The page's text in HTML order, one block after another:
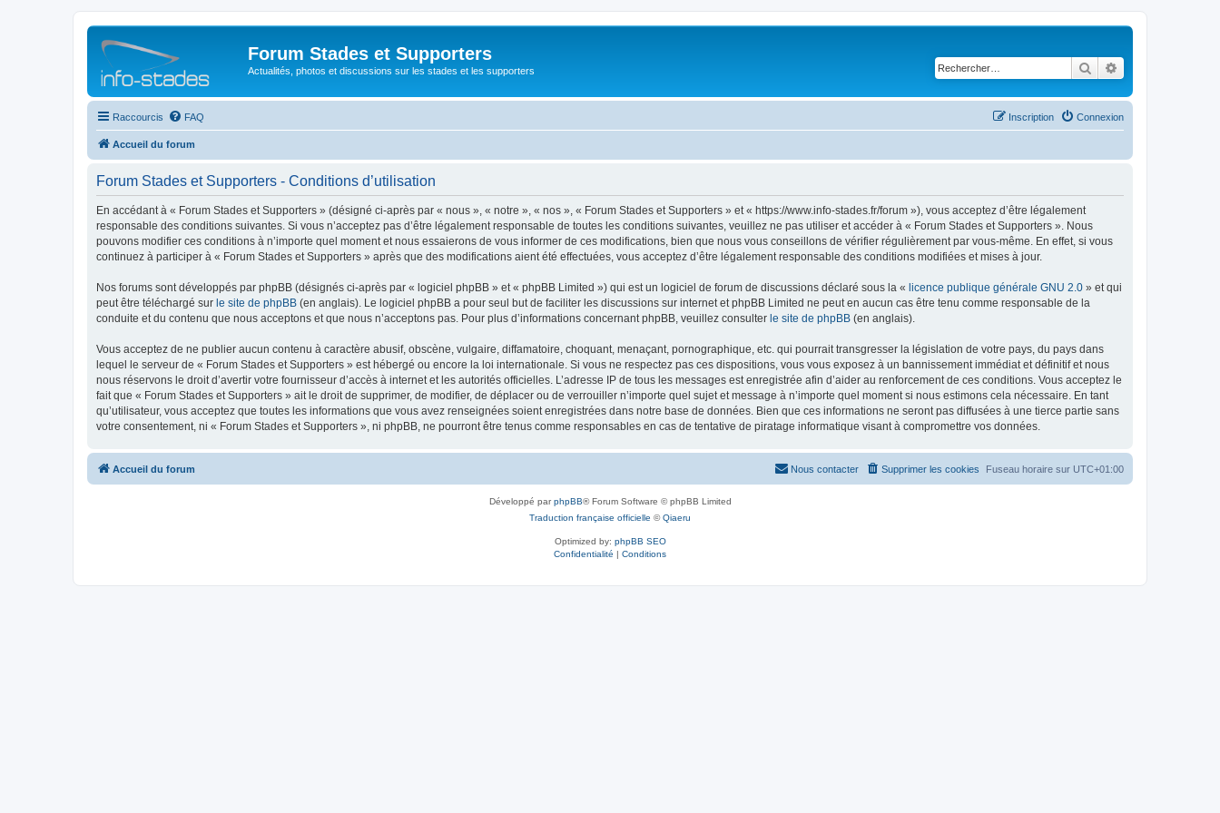
Forum Stades et Supporters
Actualités, photos et discussions sur les stades et les supporters Rechercher
Raccourcis FAQ Connexion
Inscription
Accueil du forum
Forum Stades et Supporters - Conditions d’utilisation
En accédant à « Forum Stades et Supporters » (désigné ci-après par « nous », « notre », « nos », « Forum Stades et Supporters » et « https://www.info-stades.fr/forum »), vous acceptez d’être légalement
responsable des conditions suivantes. Si vous n’acceptez pas d’être légalement responsable de toutes les conditions suivantes, veuillez ne pas utiliser et accéder à « Forum Stades et Supporters ». Nous
pouvons modifier ces conditions à n’importe quel moment et nous essaierons de vous informer de ces modifications, bien que nous vous conseillons de vérifier régulièrement par vous-même. En effet, si vous
continuez à participer à « Forum Stades et Supporters » après que des modifications aient été effectuées, vous acceptez d’être légalement responsable des conditions modifiées et mises à jour.
Nos forums sont développés par phpBB (désignés ci-après par « logiciel phpBB » et « phpBB Limited ») qui est un logiciel de forum de discussions déclaré sous la « licence publique générale GNU 2.0 » et qui
peut être téléchargé sur le site de phpBB (en anglais). Le logiciel phpBB a pour seul but de faciliter les discussions sur internet et phpBB Limited ne peut en aucun cas être tenu comme responsable de la
conduite et du contenu que nous acceptons et que nous n’acceptons pas. Pour plus d’informations concernant phpBB, veuillez consulter le site de phpBB (en anglais).
Vous acceptez de ne publier aucun contenu à caractère abusif, obscène, vulgaire, diffamatoire, choquant, menaçant, pornographique, etc. qui pourrait transgresser la législation de votre pays, du pays dans
lequel le serveur de « Forum Stades et Supporters » est hébergé ou encore la loi internationale. Si vous ne respectez pas ces dispositions, vous vous exposez à un bannissement immédiat et définitif et nous
nous réservons le droit d’avertir votre fournisseur d’accès à internet et les autorités officielles. L’adresse IP de tous les messages est enregistrée afin d’aider au renforcement de ces conditions. Vous acceptez le
fait que « Forum Stades et Supporters » ait le droit de supprimer, de modifier, de déplacer ou de verrouiller n’importe quel sujet et message à n’importe quel moment si nous estimons cela nécessaire. En tant
qu’utilisateur, vous acceptez que toutes les informations que vous avez renseignées soient enregistrées dans notre base de données. Bien que ces informations ne seront pas diffusées à une tierce partie sans
votre consentement, ni « Forum Stades et Supporters », ni phpBB, ne pourront être tenus comme responsables en cas de tentative de piratage informatique visant à compromettre vos données.
Accueil du forum Fuseau horaire sur UTC+01:00
Supprimer les cookies
Nous contacter
Développé parphpBB® Forum Software © phpBB Limited
Traduction française officielle ©Qiaeru
Optimized by: phpBB SEO
Confidentialité | Conditions